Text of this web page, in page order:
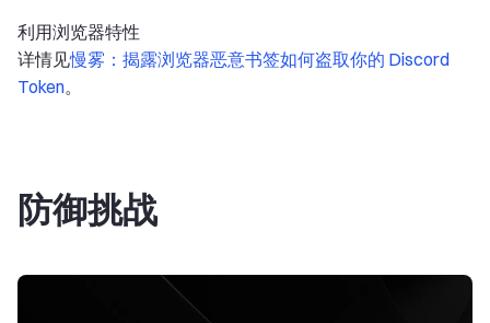
利用浏览器特性
详情见慢雾：揭露浏览器恶意书签如何盗取你的 Discord
Token。
防御挑战